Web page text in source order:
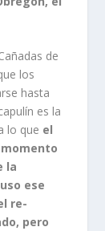
de
los
hasta
es la
lo que el
la
ese
re-
pero